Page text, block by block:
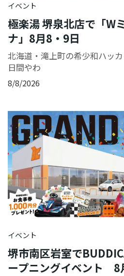
イベント
極楽湯 堺泉北店で「W
ナ」8月8・9日
北海道・滝上町の希少和ハッ
日間やわ
8/8/2026
イベント
堺市南区岩室で
ープニングイベント 8